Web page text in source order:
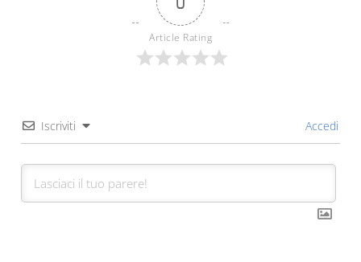
Article Rating
Iscriviti Accedi